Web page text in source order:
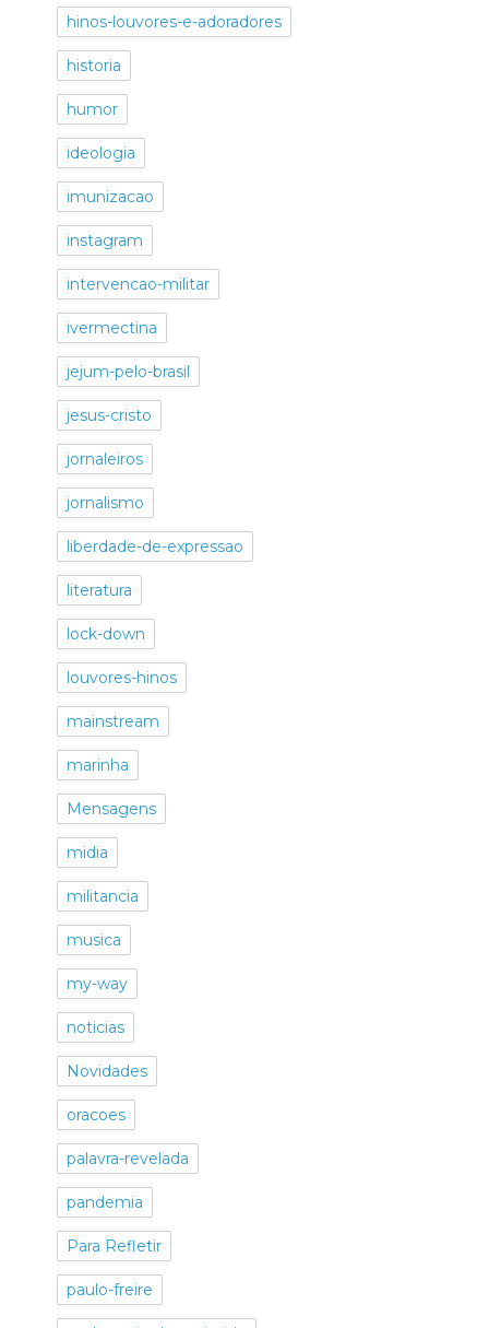
hinos-louvores-e-adoradores
historia
humor
ideologia
imunizacao
instagram
intervencao-militar
ivermectina
jejum-pelo-brasil
jesus-cristo
jornaleiros
jornalismo
liberdade-de-expressao
literatura
lock-down
louvores-hinos
mainstream
marinha
Mensagens
midia
militancia
musica
my-way
noticias
Novidades
oracoes
palavra-revelada
pandemia
Para Refletir
paulo-freire